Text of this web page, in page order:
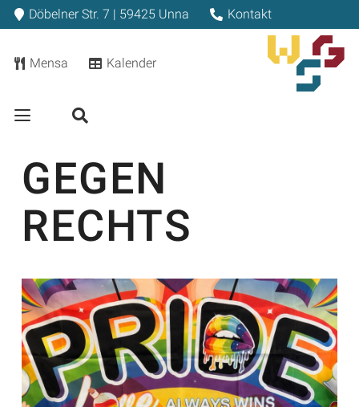
Döbelner Str. 7 | 59425 Unna Kontakt
Mensa Kalender
GEGEN
RECHTS